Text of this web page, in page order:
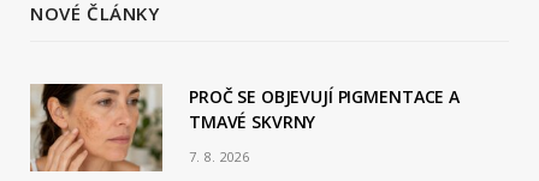
b
NOVÉ ČLÁNKY
PROČ SE OBJEVUJÍ PIGMENTACE A
TMAVÉ SKVRNY
7. 8. 2026